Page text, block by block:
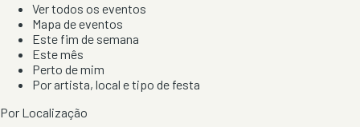
Ver todos os eventos
Mapa de eventos
Este fim de semana
Este mês
Perto de mim
Por artista, local e tipo de festa
Por Localização